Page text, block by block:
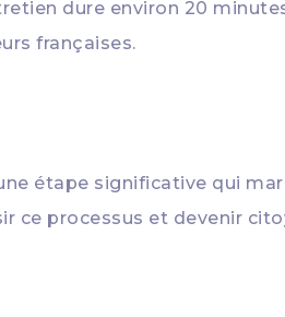
dure environ 20
françaises.
étape significative qui
ce processus et devenir